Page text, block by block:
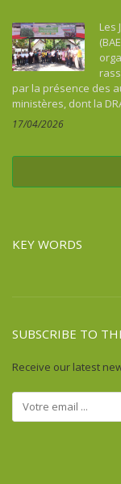
Les
par la présence des
ministères, dont la
17/04/2026
KEY WORDS
SUBSCRIBE TO
Receive our latest